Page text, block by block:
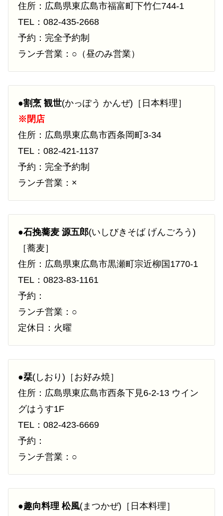
住所：広島県東広島市福富町下竹仁744-1
TEL：082-435-2668
予約：完全予約制
ランチ営業：○（昼のみ営業）
●割烹 観世(かっぽう かんぜ)［日本料理］
※閉店
住所：広島県東広島市西条岡町3-34
TEL：082-421-1137
予約：完全予約制
ランチ営業：×
●石挽蕎麦 源五郎(いしびきそば げんごろう)
［蕎麦］
住所：広島県東広島市黒瀬町宗近柳国1770-1
TEL：0823-83-1161
予約：
ランチ営業：○
定休日：火曜
●栞(しおり)［お好み焼］
住所：広島県東広島市西条下見6-2-13 ウイン
グはうす1F
TEL：082-423-6669
予約：
ランチ営業：○
●趣向料理 松風(まつかぜ)［日本料理］